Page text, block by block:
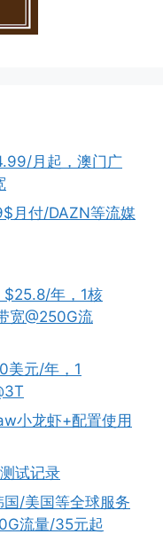
月起，澳门广
月付/DAZN等流媒
$25.8/年，1核
宽@250G流
美元/年，1
小龙虾+配置使用
试记录
/美国等全球服务
流量/35元起